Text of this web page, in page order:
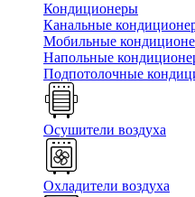
Кондиционеры
Канальные
Мобильные
Напольные
Подпотолочные
Осушители воздуха
Охладители воздуха